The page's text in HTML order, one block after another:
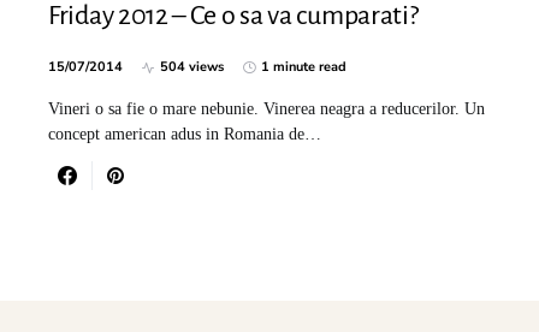
Friday 2012 – Ce o sa va cumparati?
15/07/2014 504 views 1 minute read
Vineri o sa fie o mare nebunie. Vinerea neagra a reducerilor. Un
concept american adus in Romania de…